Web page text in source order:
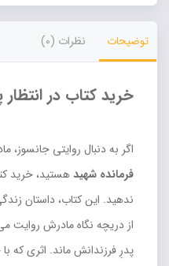
توضیحات نظرات (0)
خرید کتاب در انتظار
اگر به دنبال روایتی جانسوز،
فرمانده شهیدهستید، خرید
ندهید. این کتاب، داستان
از دریچه نگاه مادرش روایت
پدرِ فرزندانش ماند. اثری که